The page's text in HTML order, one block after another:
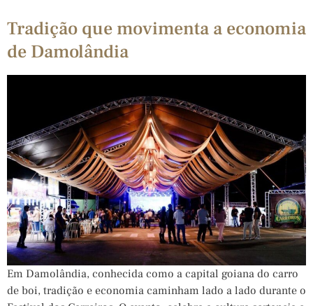
Tradição que movimenta a economia
de Damolândia
Em Damolândia, conhecida como a capital goiana do carro
de boi, tradição e economia caminham lado a lado durante o